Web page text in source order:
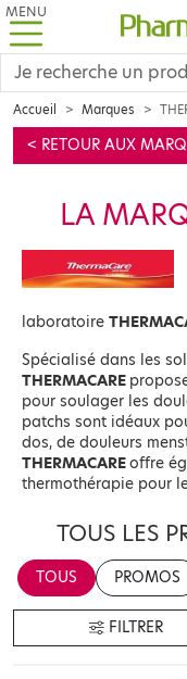
MENU
Accueil Marques
< RETOUR AUX
LA
laboratoire
Spécialisé dans les
THERMACARE
pour soulager les
patchs sont idéaux
dos, de douleurs
THERMACAREoffre
thermothérapie pour
TOUS LES
TOUS PROMOS
FILTRER